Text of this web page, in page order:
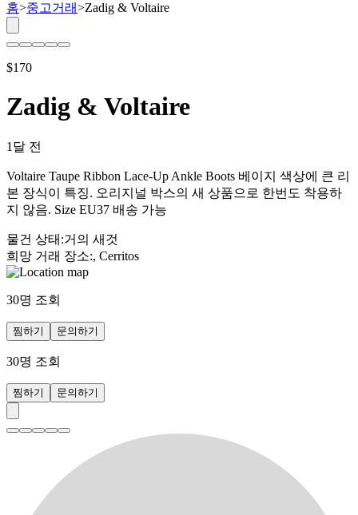
홈>중고거래>Zadig & Voltaire
$170
Zadig & Voltaire
1달 전
Voltaire Taupe Ribbon Lace-Up Ankle Boots 베이지 색상에 큰 리
본 장식이 특징. 오리지널 박스의 새 상품으로 한번도 착용하
지 않음. Size EU37 배송 가능
물건 상태 :거의 새것
희망 거래 장소:, Cerritos
30명 조회
찜하기 문의하기
30명 조회
찜하기 문의하기